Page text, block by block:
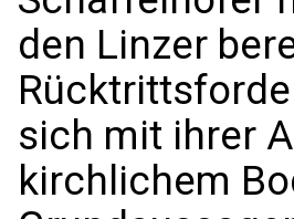
den Linzer
sich mit ihrer
kirchlichem